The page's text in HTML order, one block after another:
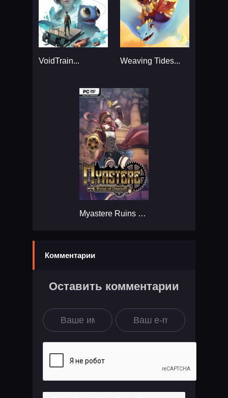
VoidTrain... Weaving Tides...
Myastere Ruins of Deazniff...
Комментарии
Оставить комментарии